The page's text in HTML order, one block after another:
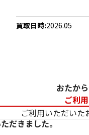
買取日時:2026.05
おたか
ご利
ご利用いただいた
だきました。